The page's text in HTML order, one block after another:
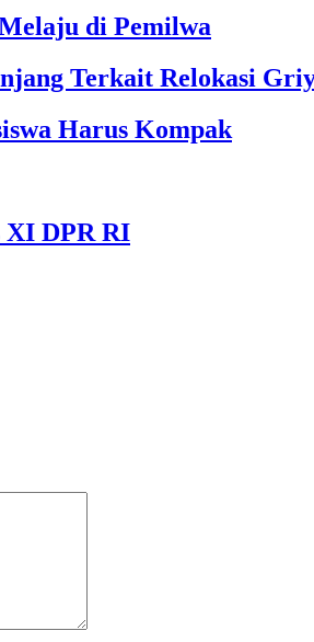
di Pemilwa
Terkait Relokasi
Harus Kompak
XI DPR RI